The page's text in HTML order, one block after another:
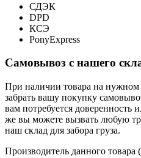
СДЭК
DPD
КСЭ
PonyExpress
Самовывоз с нашего
При наличии товара на
забрать вашу покупку
вам потребуется доверенность
же вы можете вызвать любую
наш склад для забора груза.
Производитель данного